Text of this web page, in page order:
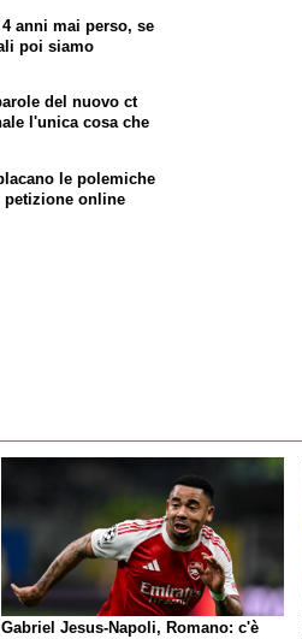
anni mai perso, se
poi siamo
del nuovo ct
l'unica cosa che
le polemiche
petizione online
Gabriel Jesus-Napoli, Romano: c'è